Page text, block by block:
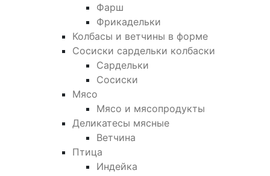
Фарш
Фрикадельки
Колбасы и ветчины в форме
Сосиски сардельки колбаски
Сардельки
Сосиски
Мясо
Мясо и мясопродукты
Деликатесы мясные
Ветчина
Птица
Индейка